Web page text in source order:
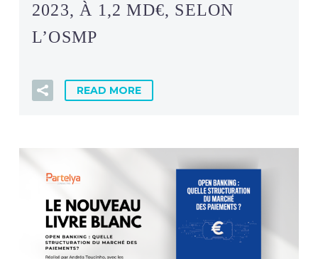
2023, À 1,2 MD€, SELON
L’OSMP
READ MORE